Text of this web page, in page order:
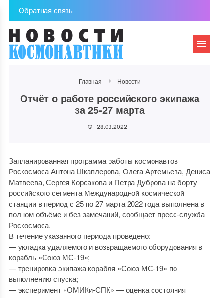
Обратная связь
Главная Новости
Отчёт о работе российского экипажа
за 25-27 марта
28.03.2022
Запланированная программа работы космонавтов
Роскосмоса Антона Шкаплерова, Олега Артемьева, Дениса
Матвеева, Сергея Корсакова и Петра Дуброва на борту
российского сегмента Международной космической
станции в период с 25 по 27 марта 2022 года выполнена в
полном объёме и без замечаний, сообщает пресс-служба
Роскосмоса.
В течение указанного периода проведено:
— укладка удаляемого и возвращаемого оборудования в
корабль «Союз МС-19»;
— тренировка экипажа корабля «Союз МС-19» по
выполнению спуска;
— эксперимент «ОМИКи-СПК» — оценка состояния